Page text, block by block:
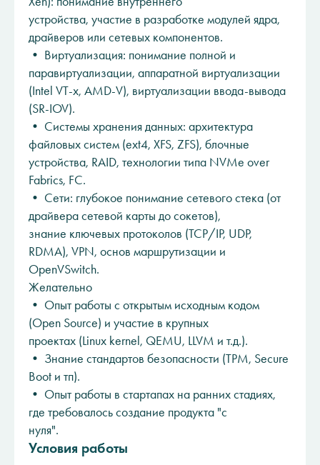
устройства, участие в разработке модулей ядра,
драйверов или сетевых компонентов.
• Виртуализация: понимание полной и
паравиртуализации, аппаратной виртуализации
(Intel VT-x, AMD-V), виртуализации ввода-вывода
(SR-IOV).
• Системы хранения данных: архитектура
файловых систем (ext4, XFS, ZFS), блочные
устройства, RAID, технологии типа NVMe over
Fabrics, FC.
• Сети: глубокое понимание сетевого стека (от
драйвера сетевой карты до сокетов),
знание ключевых протоколов (TCP/IP, UDP,
RDMA), VPN, основ маршрутизации и
OpenVSwitch.
Желательно
• Опыт работы с открытым исходным кодом
(Open Source) и участие в крупных
проектах (Linux kernel, QEMU, LLVM и т.д.).
• Знание стандартов безопасности (TPM, Secure
Boot и тп).
• Опыт работы в стартапах на ранних стадиях,
где требовалось создание продукта "с
нуля".
Условия работы